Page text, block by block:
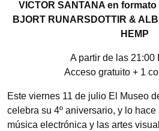
VICTOR SANTANA en
BJORT RUNARSDOTTIR &
HEMP
A partir de las 21:00
Acceso gratuito + 1
Este viernes 11 de julio El Museo
celebra su 4º aniversario, y lo
música electrónica y las artes